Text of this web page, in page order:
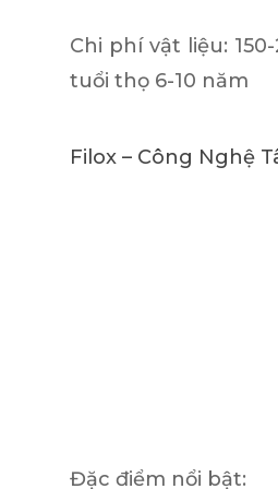
Chi phí vật liệu:
tuổi thọ 6-10 năm
Filox – Công Nghệ
Đặc điểm nổi bật: